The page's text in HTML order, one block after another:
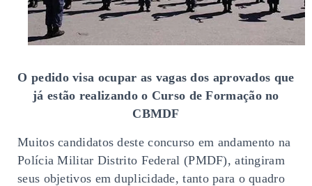
O pedido visa ocupar as vagas dos aprovados que
já estão realizando o Curso de Formação no
CBMDF
Muitos candidatos deste concurso em andamento na
Polícia Militar Distrito Federal (PMDF), atingiram
seus objetivos em duplicidade, tanto para o quadro